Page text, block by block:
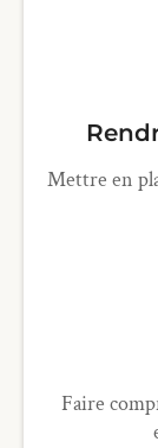
Mettre en
Faire